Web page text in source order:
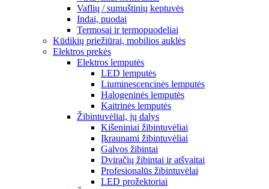
Vaflių / sumuštinių keptuvės
Indai, puodai
Termosai ir termopuodeliai
Kūdikių priežiūrai, mobilios auklės
Elektros prekės
Elektros lemputės
LED lemputės
Liuminescencinės lemputės
Halogeninės lemputės
Kaitrinės lemputės
Žibintuvėliai, jų dalys
Kišeniniai žibintuvėliai
Įkraunami žibintuvėliai
Galvos žibintai
Dviračių žibintai ir atšvaitai
Profesionalūs žibintuvėlai
LED prožektoriai